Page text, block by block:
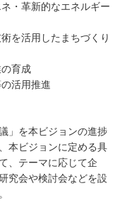
・革新的なエネルギー
を活用したまちづくり
育成
活用推進
を本ビジョンの進捗
本ビジョンに定める具
、テーマに応じて企
究会や検討会などを設